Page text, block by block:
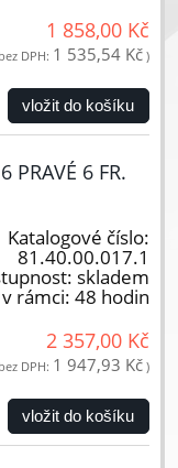
1 858,00 Kč
DPH: 1 535,54 Kč )
vložit do košíku
PRAVÉ 6 FR.
Katalogové číslo:
81.40.00.017.1
skladem
rámci: 48 hodin
2 357,00 Kč
DPH: 1 947,93 Kč )
vložit do košíku